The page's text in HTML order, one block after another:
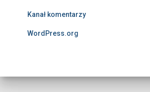
Kanał komentarzy
WordPress.org